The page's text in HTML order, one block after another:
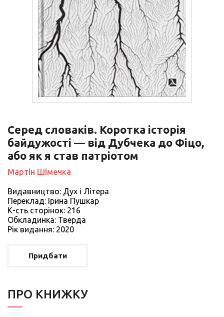
Серед словаків. Коротка історія
байдужості — від Дубчека до Фіцо,
або як я став патріотом
Мартін Шімечка
Видавництво: Дух і Літера
Переклад: Ірина Пушкар
К-сть сторiнок: 216
Обкладинка: Тверда
Рiк видання: 2020
Придбати
ПРО КНИЖКУ